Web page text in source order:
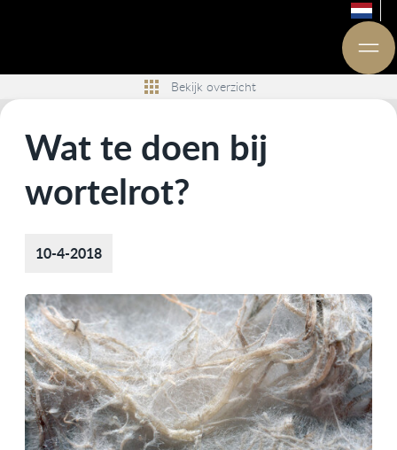
Bekijk overzicht
Wat te doen bij
wortelrot?
10-4-2018